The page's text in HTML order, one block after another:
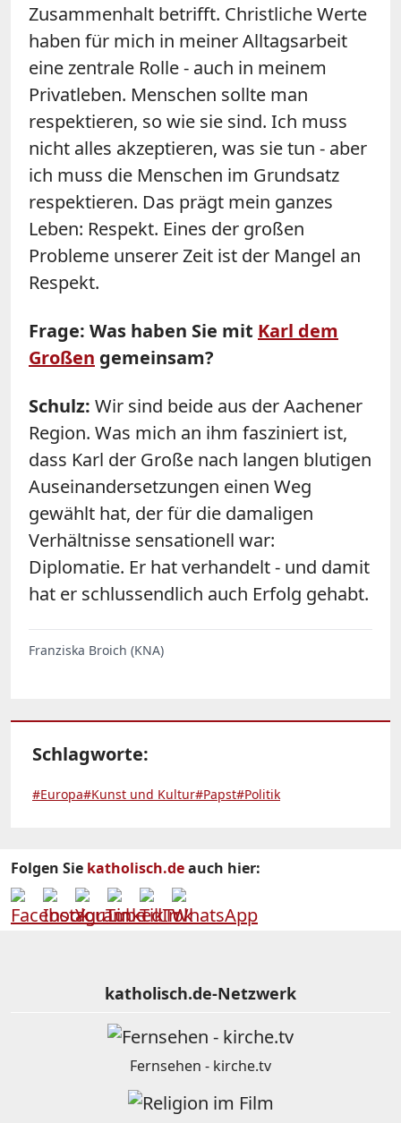
Zusammenhalt betrifft. Christliche Werte
haben für mich in meiner Alltagsarbeit
eine zentrale Rolle - auch in meinem
Privatleben. Menschen sollte man
respektieren, so wie sie sind. Ich muss
nicht alles akzeptieren, was sie tun - aber
ich muss die Menschen im Grundsatz
respektieren. Das prägt mein ganzes
Leben: Respekt. Eines der großen
Probleme unserer Zeit ist der Mangel an
Respekt.
Frage: Was haben Sie mit Karl dem
Großen gemeinsam?
Schulz: Wir sind beide aus der Aachener
Region. Was mich an ihm fasziniert ist,
dass Karl der Große nach langen blutigen
Auseinandersetzungen einen Weg
gewählt hat, der für die damaligen
Verhältnisse sensationell war:
Diplomatie. Er hat verhandelt - und damit
hat er schlussendlich auch Erfolg gehabt.
Franziska Broich (KNA)
Schlagworte:
#Europa#Kunst und Kultur#Papst#Politik
Folgen Sie katholisch.deauch hier:
katholisch.de-Netzwerk
Fernsehen - kirche.tv